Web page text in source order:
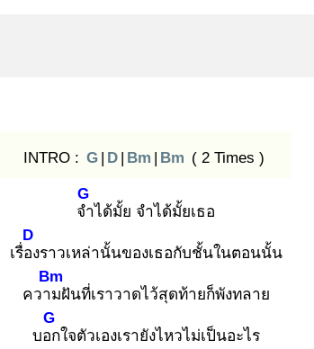
INTRO : G | D | Bm | Bm ( 2 Times )
จำ
G
ได้มั้ย จำได้มั้ยเธอ
เรื่อง
D
ราวเหล่านั้นของเธอกับชั้นในตอนนั้น
ความ
Bm
ฝันที่เราวาดไว้สุดท้ายก็พังทลาย
บอก
G
ใจตัวเองเรายังไหวไม่เป็นอะไร